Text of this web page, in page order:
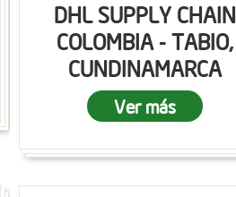
DHL SUPPLY CHAIN
COLOMBIA - TABIO,
CUNDINAMARCA
Ver más